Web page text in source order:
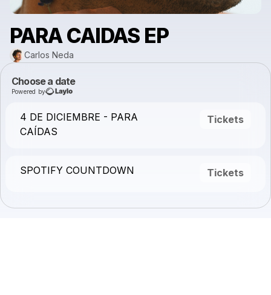
PARA CAIDAS EP
Carlos Nеda
Choose a date
Powered by
4 DE DICIEMBRE - PARA
CAÍDAS
Tickets
SPOTIFY COUNTDOWN Tickets